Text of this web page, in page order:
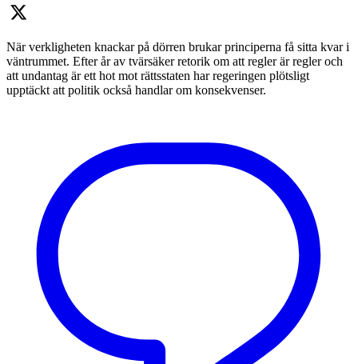
När verkligheten knackar på dörren brukar principerna få sitta kvar i
väntrummet. Efter år av tvärsäker retorik om att regler är regler och
att undantag är ett hot mot rättsstaten har regeringen plötsligt
upptäckt att politik också handlar om konsekvenser.